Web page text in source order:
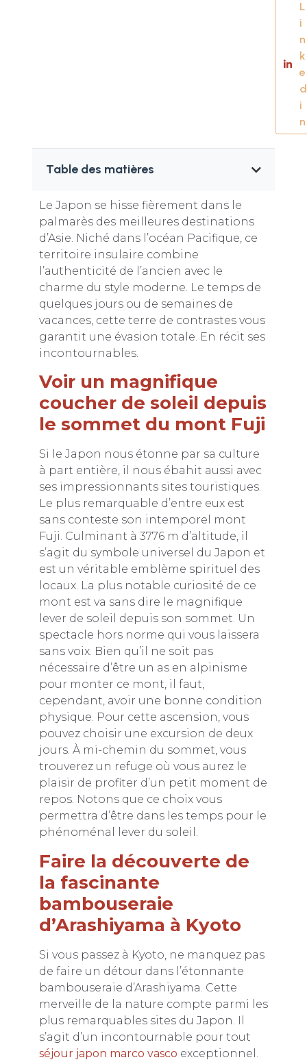
L
i
n
k
e
d
i
n
Table des matières
Le Japon se hisse fièrement dans le
palmarès des meilleures destinations
d’Asie. Niché dans l’océan Pacifique, ce
territoire insulaire combine
l’authenticité de l’ancien avec le
charme du style moderne. Le temps de
quelques jours ou de semaines de
vacances, cette terre de contrastes vous
garantit une évasion totale. En récit ses
incontournables.
Voir un magnifique
coucher de soleil depuis
le sommet du mont Fuji
Si le Japon nous étonne par sa culture
à part entière, il nous ébahit aussi avec
ses impressionnants sites touristiques.
Le plus remarquable d’entre eux est
sans conteste son intemporel mont
Fuji. Culminant à 3776 m d’altitude, il
s’agit du symbole universel du Japon et
est un véritable emblème spirituel des
locaux. La plus notable curiosité de ce
mont est va sans dire le magnifique
lever de soleil depuis son sommet. Un
spectacle hors norme qui vous laissera
sans voix. Bien qu’il ne soit pas
nécessaire d’être un as en alpinisme
pour monter ce mont, il faut,
cependant, avoir une bonne condition
physique. Pour cette ascension, vous
pouvez choisir une excursion de deux
jours. À mi-chemin du sommet, vous
trouverez un refuge où vous aurez le
plaisir de profiter d’un petit moment de
repos. Notons que ce choix vous
permettra d’être dans les temps pour le
phénoménal lever du soleil.
Faire la découverte de
la fascinante
bambouseraie
d’Arashiyama à Kyoto
Si vous passez à Kyoto, ne manquez pas
de faire un détour dans l’étonnante
bambouseraie d’Arashiyama. Cette
merveille de la nature compte parmi les
plus remarquables sites du Japon. Il
s’agit d’un incontournable pour tout
séjour japon marco vasco exceptionnel.